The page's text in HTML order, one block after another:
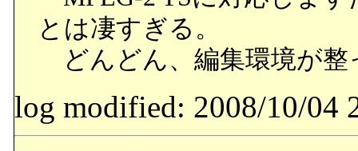
とは凄すぎる。
どんどん、編集環境が整
log modified: 2008/10/04